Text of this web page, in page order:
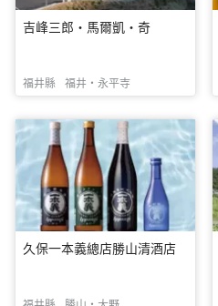
吉峰三郎·馬爾凱·奇
福井縣 福井・永平寺
久保一本義總店勝山清酒店